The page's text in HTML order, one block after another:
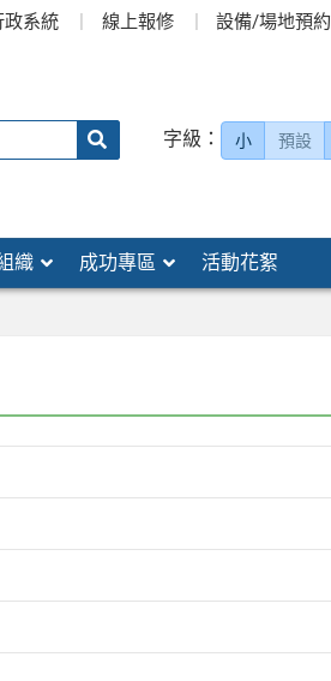
政系統 線上報修 設備/場地預約
字級： 小 預設
織 成功專區 活動花絮